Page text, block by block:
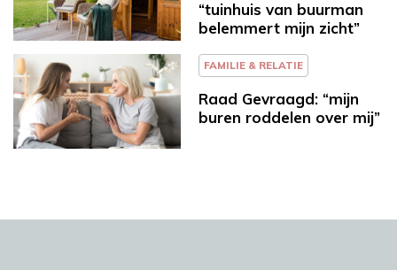
“tuinhuis van buurman
belemmert mijn zicht”
FAMILIE & RELATIE
Raad Gevraagd: “mijn
buren roddelen over mij”